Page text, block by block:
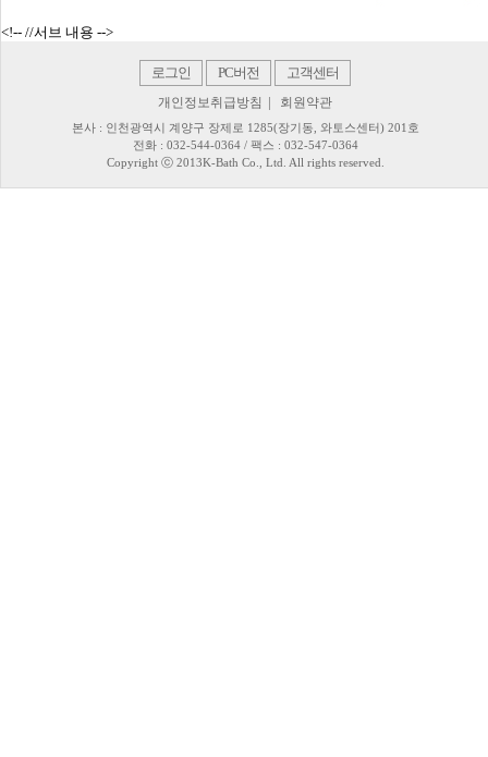
<!-- //서브 내용 -->
로그인 PC버전 고객센터
개인정보취급방침 | 회원약관
본사 : 인천광역시 계양구 장제로 1285(장기동, 와토스센터) 201호
전화 : 032-544-0364 / 팩스 : 032-547-0364
Copyright ⓒ 2013K-Bath Co., Ltd. All rights reserved.